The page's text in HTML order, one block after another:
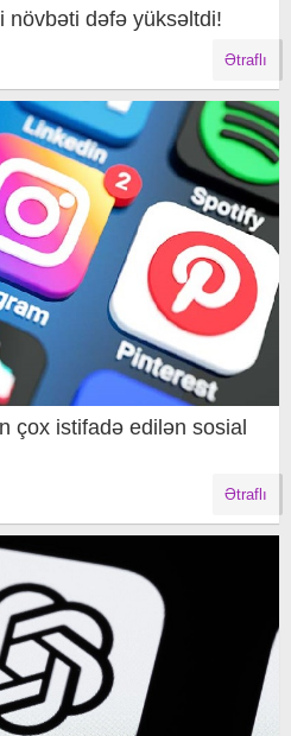
növbəti dəfə yüksəltdi!
Ətraflı
çox istifadə edilən sosial
Ətraflı